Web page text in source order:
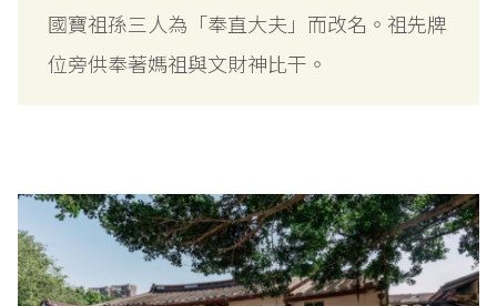
國寶祖孫三人為「奉直大夫」而改名。祖先牌
位旁供奉著媽祖與文財神比干。